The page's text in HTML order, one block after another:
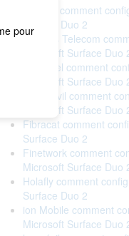
pour
Cellhire comment
Surface Duo 2
Correos Telecom
Microsoft Surface Duo
Euskaltel comment
Microsoft Surface Duo
Eva Móvil comment
Microsoft Surface Duo
Fibracat comment
Surface Duo 2
Finetwork comment
Microsoft Surface Duo
Holafly comment
Surface Duo 2
ion Mobile comment
Microsoft Surface Duo